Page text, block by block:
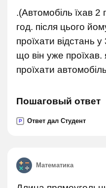
.(Автомобіль їхав 2
год. після цього
проїхати відстань
що він уже проїхав.
проїхати
Пошаговый ответ
P Ответ дал Студент
Математика